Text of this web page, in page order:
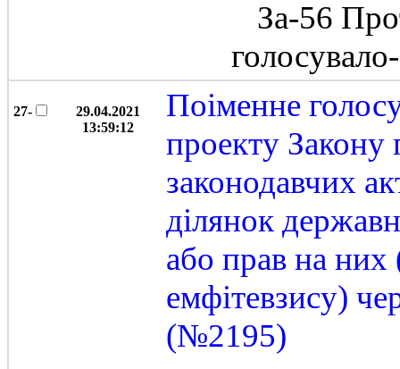
За-56
27-
29.04.2021
13:59:12
Поіменне
проекту Закону
законодавчих
ділянок
або прав на
емфітевзису)
(№2195)